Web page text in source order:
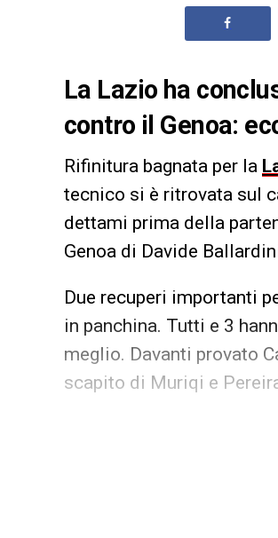
La Lazio ha
contro il Genoa:
Rifinitura bagnata per la
tecnico si è ritrovata sul
dettami prima della
Genoa di Davide
Due recuperi importanti
in panchina. Tutti e 3
meglio. Davanti provato
scapito di Muriqi e
LA PLAYLIST DELLE